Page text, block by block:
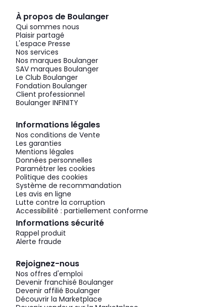
À propos de Boulanger
Qui sommes nous
Plaisir partagé
L'espace Presse
Nos services
Nos marques Boulanger
SAV marques Boulanger
Le Club Boulanger
Fondation Boulanger
Client professionnel
Boulanger INFINITY
Informations légales
Nos conditions de Vente
Les garanties
Mentions légales
Données personnelles
Paramétrer les cookies
Politique des cookies
Système de recommandation
Les avis en ligne
Lutte contre la corruption
Accessibilité : partiellement conforme
Informations sécurité
Rappel produit
Alerte fraude
Rejoignez-nous
Nos offres d'emploi
Devenir franchisé Boulanger
Devenir affilié Boulanger
Découvrir la Marketplace